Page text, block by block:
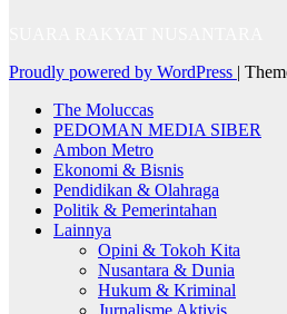
Proudly powered by WordPress |
The Moluccas
PEDOMAN MEDIA SIBER
Ambon Metro
Ekonomi & Bisnis
Pendidikan & Olahraga
Politik & Pemerintahan
Lainnya
Opini & Tokoh Kita
Nusantara & Dunia
Hukum & Kriminal
Jurnalisme Aktivis